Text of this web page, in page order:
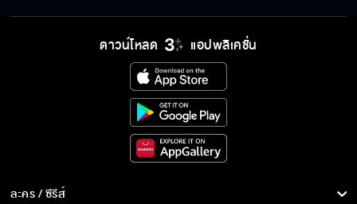
ดาวน์โหลด แอปพลิเคชั่น
ละคร / ซีรีส์